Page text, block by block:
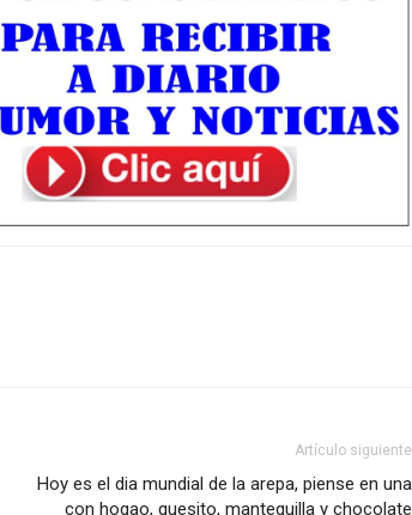
Artículo siguiente
Hoy es el dia mundial de la arepa, piense en una
con hogao, quesito, mantequilla y chocolate